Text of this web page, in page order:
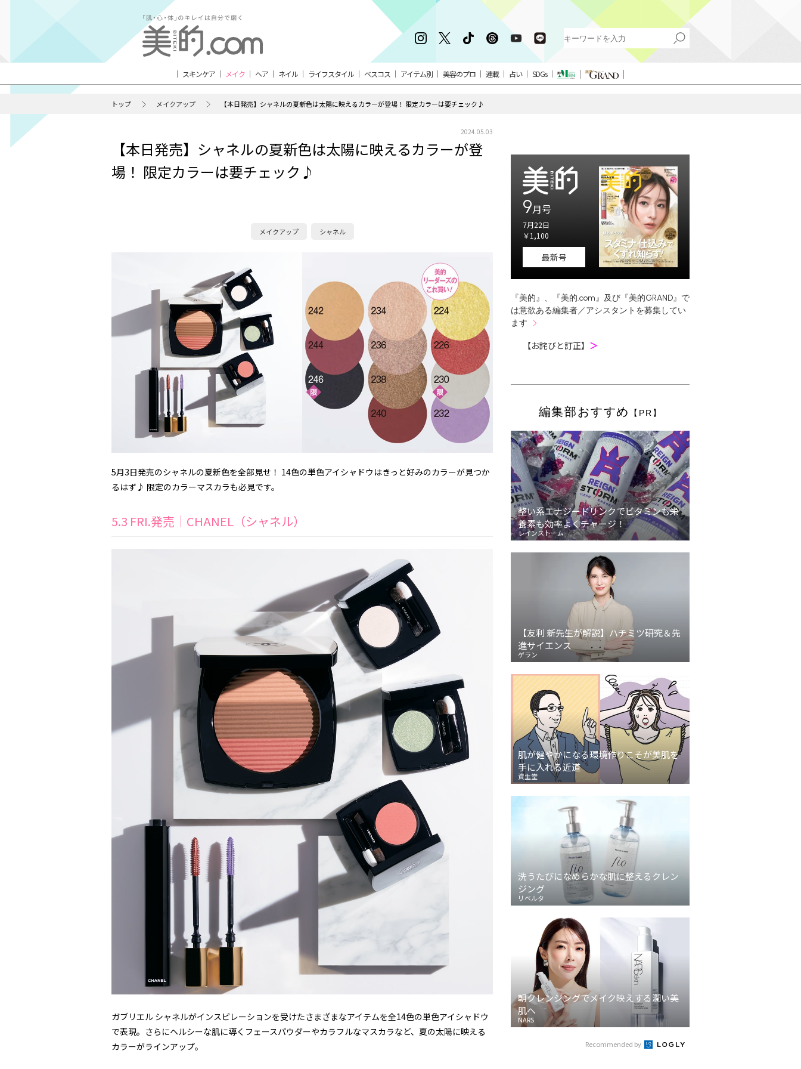
スキンケア メイク ヘア ネイル ライフスタイル ベスコス アイテム別 美容のプロ 連載 占い SDGs
トップ メイクアップ 【本日発売】シャネルの夏新色は太陽に映えるカラーが登場！ 限定カラーは要チェック♪
2024.05.03
【本日発売】シャネルの夏新色は太陽に映えるカラーが登
場！ 限定カラーは要チェック♪
メイクアップ シャネル
5月3日発売のシャネルの夏新色を全部見せ！ 14色の単色アイシャドウはきっと好みのカラーが見つか
るはず♪ 限定のカラーマスカラも必見です。
5.3 FRI.発売｜CHANEL（シャネル）
ガブリエル シャネルがインスピレーションを受けたさまざまなアイテムを全14色の単色アイシャドウ
で表現。さらにヘルシーな肌に導くフェースパウダーやカラフルなマスカラなど、夏の太陽に映える
カラーがラインアップ。
9月号
7月22日
￥1,100
最新号
『美的』、『美的.com』及び『美的GRAND』で
は意欲ある編集者／アシスタントを募集してい
ます
【お詫びと訂正】 ＞
編集部おすすめ 【PR】
整い系エナジードリンクでビタミンも栄
養素も効率よくチャージ！
レインストーム
【友利 新先生が解説】ハチミツ研究＆先
進サイエンス
ゲラン
肌が健やかになる環境作りこそが美肌を
手に入れる近道
資生堂
洗うたびになめらかな肌に整えるクレン
ジング
リベルタ
朝クレンジングでメイク映えする潤い美
肌へ
NARS
Recommended by